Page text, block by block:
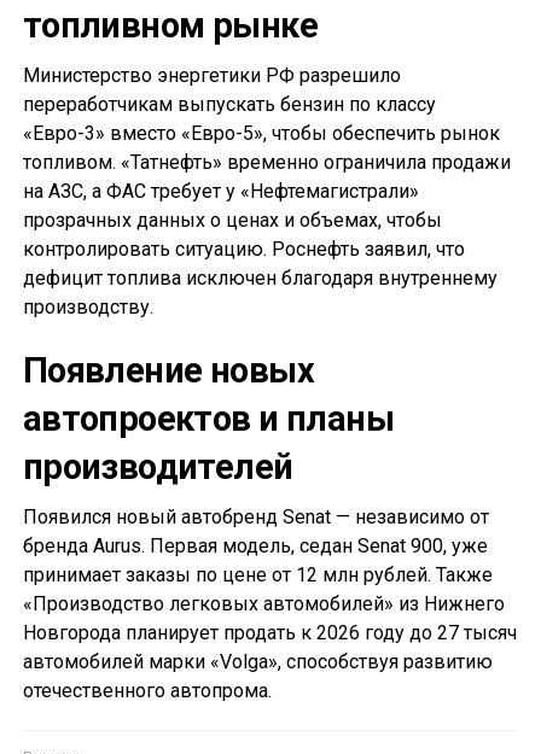
топливном рынке
Министерство энергетики РФ разрешило
переработчикам выпускать бензин по классу
«Евро-3» вместо «Евро-5», чтобы обеспечить рынок
топливом. «Татнефть» временно ограничила продажи
на АЗС, а ФАС требует у «Нефтемагистрали»
прозрачных данных о ценах и объемах, чтобы
контролировать ситуацию. Роснефть заявил, что
дефицит топлива исключен благодаря внутреннему
производству.
Появление новых
автопроектов и планы
производителей
Появился новый автобренд Senat — независимо от
бренда Aurus. Первая модель, седан Senat 900, уже
принимает заказы по цене от 12 млн рублей. Также
«Производство легковых автомобилей» из Нижнего
Новгорода планирует продать к 2026 году до 27 тысяч
автомобилей марки «Volga», способствуя развитию
отечественного автопрома.